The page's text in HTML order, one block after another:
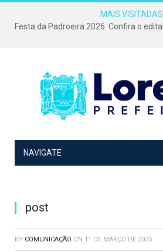
MAIS VISITADAS
NAVIGATE
post
BY COMUNICAÇÃO ON 11 DE MARÇO DE 2025